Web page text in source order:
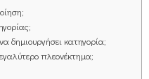
δημιουργήσει κατηγορία;
πλεονέκτημα;